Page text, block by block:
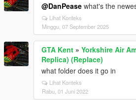
@DanPease what's the
Lihat Konteks
Minggu, 07 September 2025
GTA Kent » Yorkshire Air
Replica) (Replace)
what folder does it go in
Lihat Konteks
Rabu, 01 Juni 2022